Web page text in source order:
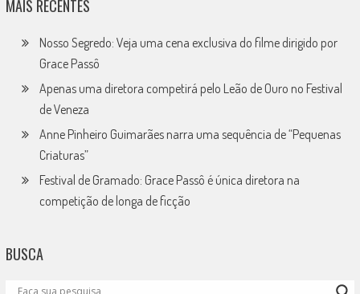
MAIS RECENTES
Nosso Segredo: Veja uma cena exclusiva do filme dirigido por
Grace Passô
Apenas uma diretora competirá pelo Leão de Ouro no Festival
de Veneza
Anne Pinheiro Guimarães narra uma sequência de “Pequenas
Criaturas”
Festival de Gramado: Grace Passô é única diretora na
competição de longa de ficção
BUSCA